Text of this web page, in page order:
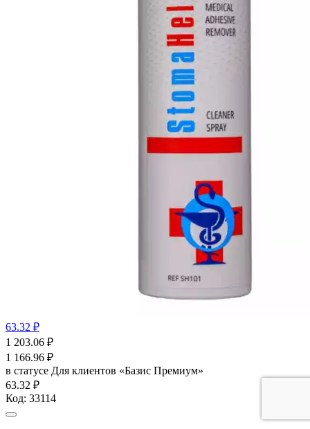
63.32 ₽
1 203.06 ₽
1 166.96 ₽
в статусе Для клиентов «Базис Премиум»
63.32 ₽
Код: 33114